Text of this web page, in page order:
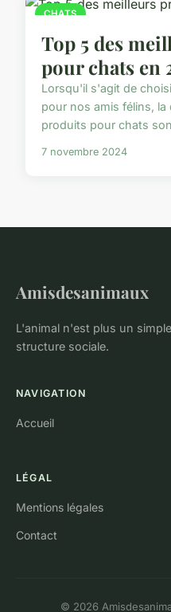
CHATS
Top 5 des
pour chats en
Lorsqu'il s'agit de
pour nos amis félins, la
produits pour chats
7 novembre 2024
Amisdesanimaux
L'animal n'est plus un
structure sociale.
NAVIGATION
Accueil
LÉGAL
Mentions légales
Contact
© 2026